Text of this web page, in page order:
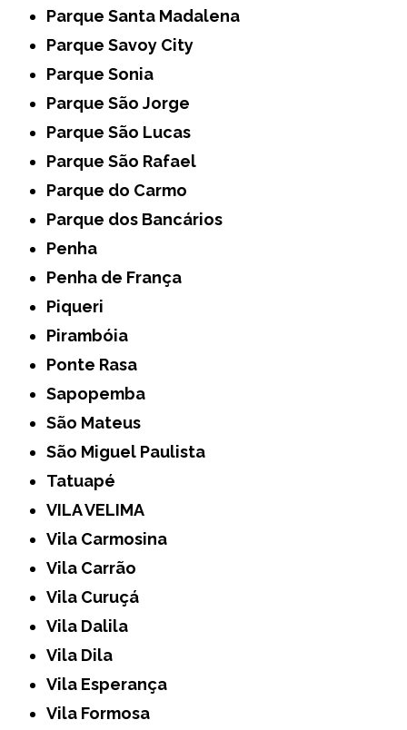
Parque Santa Madalena
Parque Savoy City
Parque Sonia
Parque São Jorge
Parque São Lucas
Parque São Rafael
Parque do Carmo
Parque dos Bancários
Penha
Penha de França
Piqueri
Pirambóia
Ponte Rasa
Sapopemba
São Mateus
São Miguel Paulista
Tatuapé
VILA VELIMA
Vila Carmosina
Vila Carrão
Vila Curuçá
Vila Dalila
Vila Dila
Vila Esperança
Vila Formosa